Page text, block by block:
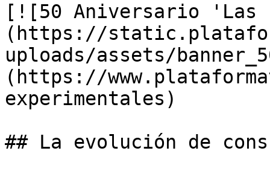
[![50 Aniversario
(https://
uploads/assets/
(https://
experimentales)
## La evolución de